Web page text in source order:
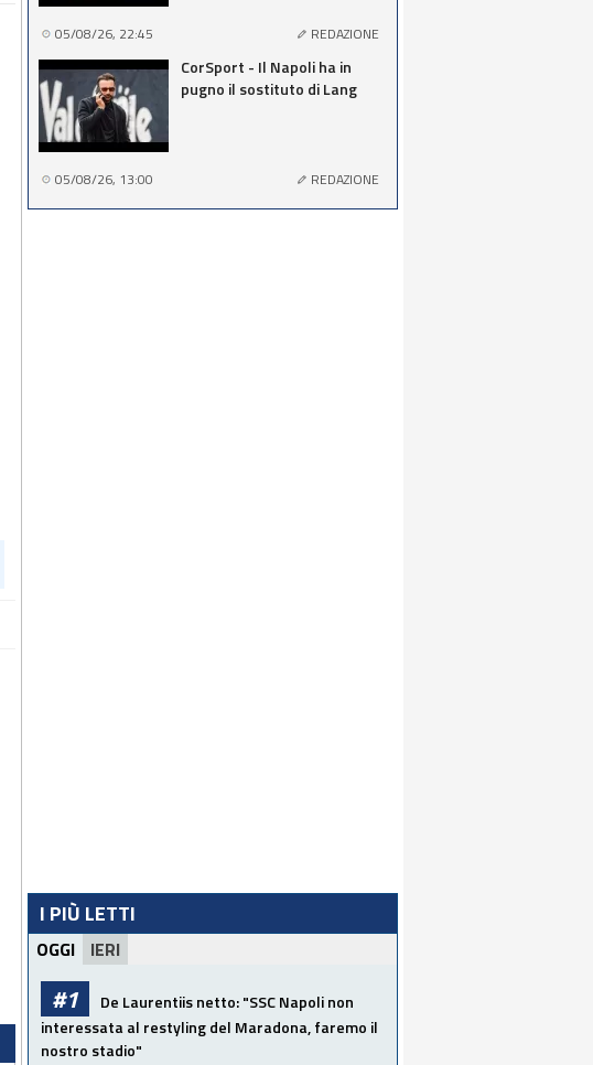
05/08/26, 22:45 REDAZIONE
CorSport - Il Napoli ha in
pugno il sostituto di Lang
05/08/26, 13:00 REDAZIONE
I PIÙ LETTI
OGGI IERI
#1
De Laurentiis netto: "SSC Napoli non
interessata al restyling del Maradona, faremo il
nostro stadio"